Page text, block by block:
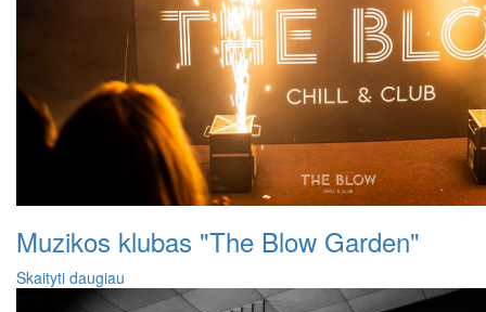
Muzikos klubas "The Blow Garden"
Skaityti daugiau